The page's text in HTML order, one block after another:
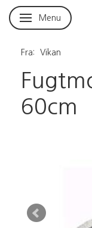
Skifte navigation
Menu
Fra: Vikan
60cm